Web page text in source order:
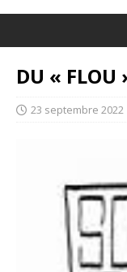
DU « FLOU
23 septembre 2022